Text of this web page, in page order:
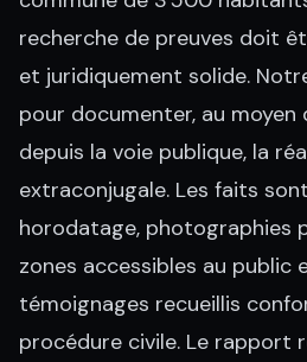
recherche de preuves doit
et juridiquement solide.
pour documenter, au moyen
depuis la voie publique, la
extraconjugale. Les faits
horodatage, photographies
zones accessibles au public
témoignages recueillis
procédure civile. Le rapport